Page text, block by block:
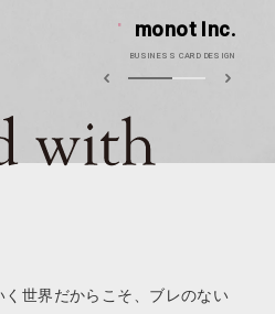
ンディング・デ
monot Inc.
BUSINESS CARD DESIGN
世界だからこそ、ブレのない